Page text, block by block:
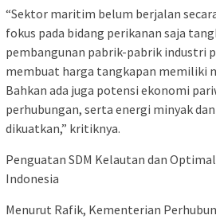
“Sektor maritim belum berjalan
fokus pada bidang perikanan saja
pembangunan pabrik-pabrik industri
membuat harga tangkapan memiliki
Bahkan ada juga potensi ekonomi
perhubungan, serta energi minyak
dikuatkan,” kritiknya.
Penguatan SDM Kelautan dan
Indonesia
Menurut Rafik, Kementerian